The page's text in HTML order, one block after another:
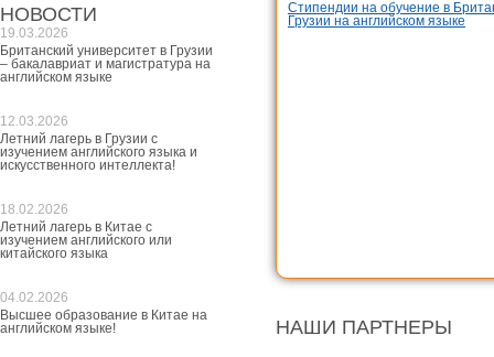
НОВОСТИ
19.03.2026
Британский университет в Грузии
– бакалавриат и магистратура на
английском языке
12.03.2026
Летний лагерь в Грузии с
изучением английского языка и
искусственного интеллекта!
18.02.2026
Летний лагерь в Китае с
изучением английского или
китайского языка
04.02.2026
Высшее образование в Китае на
английском языке!
Стипендии на обучение в
Грузии на английском языке
НАШИ ПАРТНЕРЫ